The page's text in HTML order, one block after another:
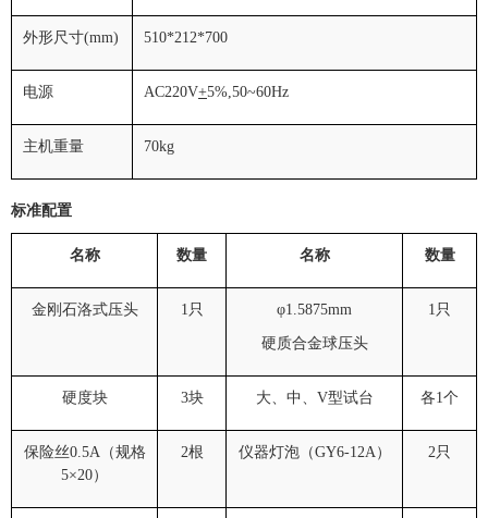
外形尺寸(mm) 510*212*700
电源 AC220V+5%,50~60Hz
主机重量 70kg
标准配置
名称 数量 名称 数量
金刚石洛式压头 1 只 φ1.5875mm
硬质合金球压头
1 只
硬度块 3块 大、中、 V型试台 各1 个
保险丝0.5A （规格
5×20）
2根 仪器灯泡（GY6-12A ） 2 只